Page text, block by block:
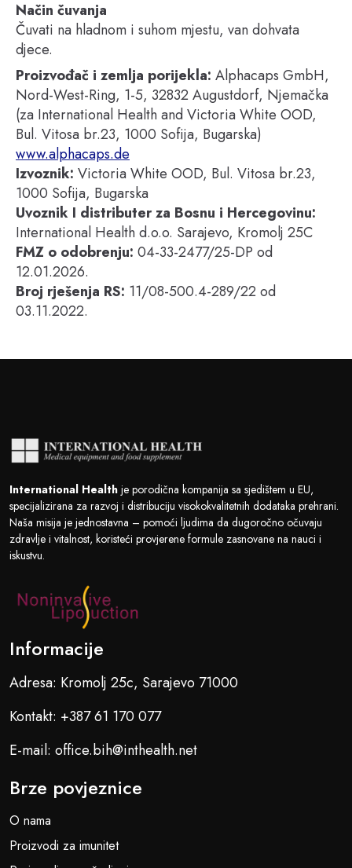
Način čuvanja
Čuvati na hladnom i suhom mjestu, van dohvata
djece.
Proizvođač i zemlja porijekla: Alphacaps GmbH,
Nord-West-Ring, 1-5, 32832 Augustdorf, Njemačka
(za International Health and Victoria White OOD,
Bul. Vitosa br.23, 1000 Sofija, Bugarska)
www.alphacaps.de
Izvoznik: Victoria White OOD, Bul. Vitosa br.23,
1000 Sofija, Bugarska
Uvoznik I distributer za Bosnu i Hercegovinu:
International Health d.o.o. Sarajevo, Kromolj 25C
FMZ o odobrenju: 04-33-2477/25-DP od
12.01.2026.
Broj rješenja RS: 11/08-500.4-289/22 od
03.11.2022.
International Health je porodična kompanija sa sjedištem u EU,
specijalizirana za razvoj i distribuciju visokokvalitetnih dodataka prehrani.
Naša misija je jednostavna – pomoći ljudima da dugoročno očuvaju
zdravlje i vitalnost, koristeći provjerene formule zasnovane na nauci i
iskustvu.
Informacije
Adresa: Kromolj 25c, Sarajevo 71000
Kontakt: +387 61 170 077
E-mail: office.bih@inthealth.net
Brze povjeznice
O nama
Proizvodi za imunitet